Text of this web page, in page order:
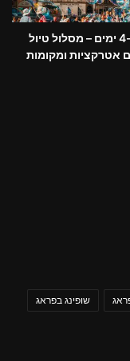
פראג ב-4 ימים – מסלול טיול
אטרקציות ומקומות
שופינג בפראג